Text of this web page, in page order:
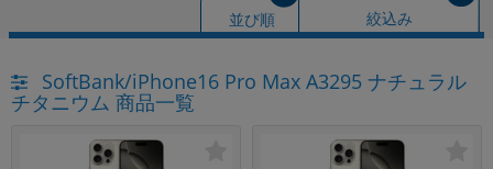
並び順 絞込み
SoftBank/iPhone16 Pro Max A3295 ナチュラル
チタニウム 商品一覧
除外ワード
カテゴリー
「スマートフォン」「タブレット」など